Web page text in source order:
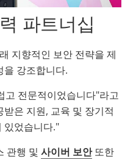
파트너십
지향적인 보안 전략을 제
을 강조합니다.
고 전문적이었습니다"라고
은 지원, 교육 및 장기적
있었습니다."
관행 및 사이버 보안또한